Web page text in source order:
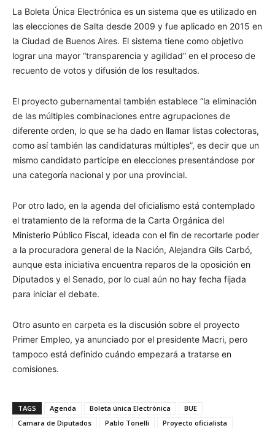
La Boleta Única Electrónica es un sistema que es utilizado en
las elecciones de Salta desde 2009 y fue aplicado en 2015 en
la Ciudad de Buenos Aires. El sistema tiene como objetivo
lograr una mayor “transparencia y agilidad” en el proceso de
recuento de votos y difusión de los resultados.
El proyecto gubernamental también establece “la eliminación
de las múltiples combinaciones entre agrupaciones de
diferente orden, lo que se ha dado en llamar listas colectoras,
como así también las candidaturas múltiples”, es decir que un
mismo candidato participe en elecciones presentándose por
una categoría nacional y por una provincial.
Por otro lado, en la agenda del oficialismo está contemplado
el tratamiento de la reforma de la Carta Orgánica del
Ministerio Público Fiscal, ideada con el fin de recortarle poder
a la procuradora general de la Nación, Alejandra Gils Carbó,
aunque esta iniciativa encuentra reparos de la oposición en
Diputados y el Senado, por lo cual aún no hay fecha fijada
para iniciar el debate.
Otro asunto en carpeta es la discusión sobre el proyecto
Primer Empleo, ya anunciado por el presidente Macri, pero
tampoco está definido cuándo empezará a tratarse en
comisiones.
TAGS Agenda Boleta única Electrónica
BUE
Camara de Diputados
Pablo Tonelli
Proyecto oficialista